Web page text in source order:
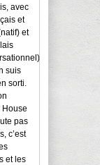
avec
et
et
suis
sorti.
House
pas
c’est
et les